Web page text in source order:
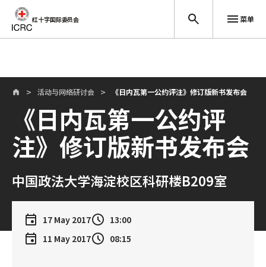
跳至主要内容
红十字国际委员会 菜单
活动与网络研讨会 《日内瓦第一公约评注》修订版新书发布会
《日内瓦第一公约评
注》修订版新书发布会
中国政法大学海淀校区科研楼B209室
17 May 2017
13:00
11 May 2017
08:15